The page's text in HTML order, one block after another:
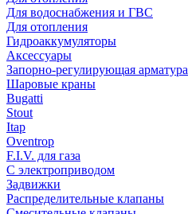
Для водоснабжения и ГВС
Для отопления
Гидроаккумуляторы
Аксессуары
Запорно-регулирующая арматура
Шаровые краны
Bugatti
Stout
Itap
Oventrop
F.I.V. для газа
С электроприводом
Задвижки
Распределительные клапаны